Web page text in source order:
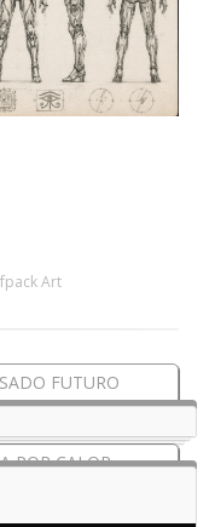
Art
FUTURO
POR CALOR